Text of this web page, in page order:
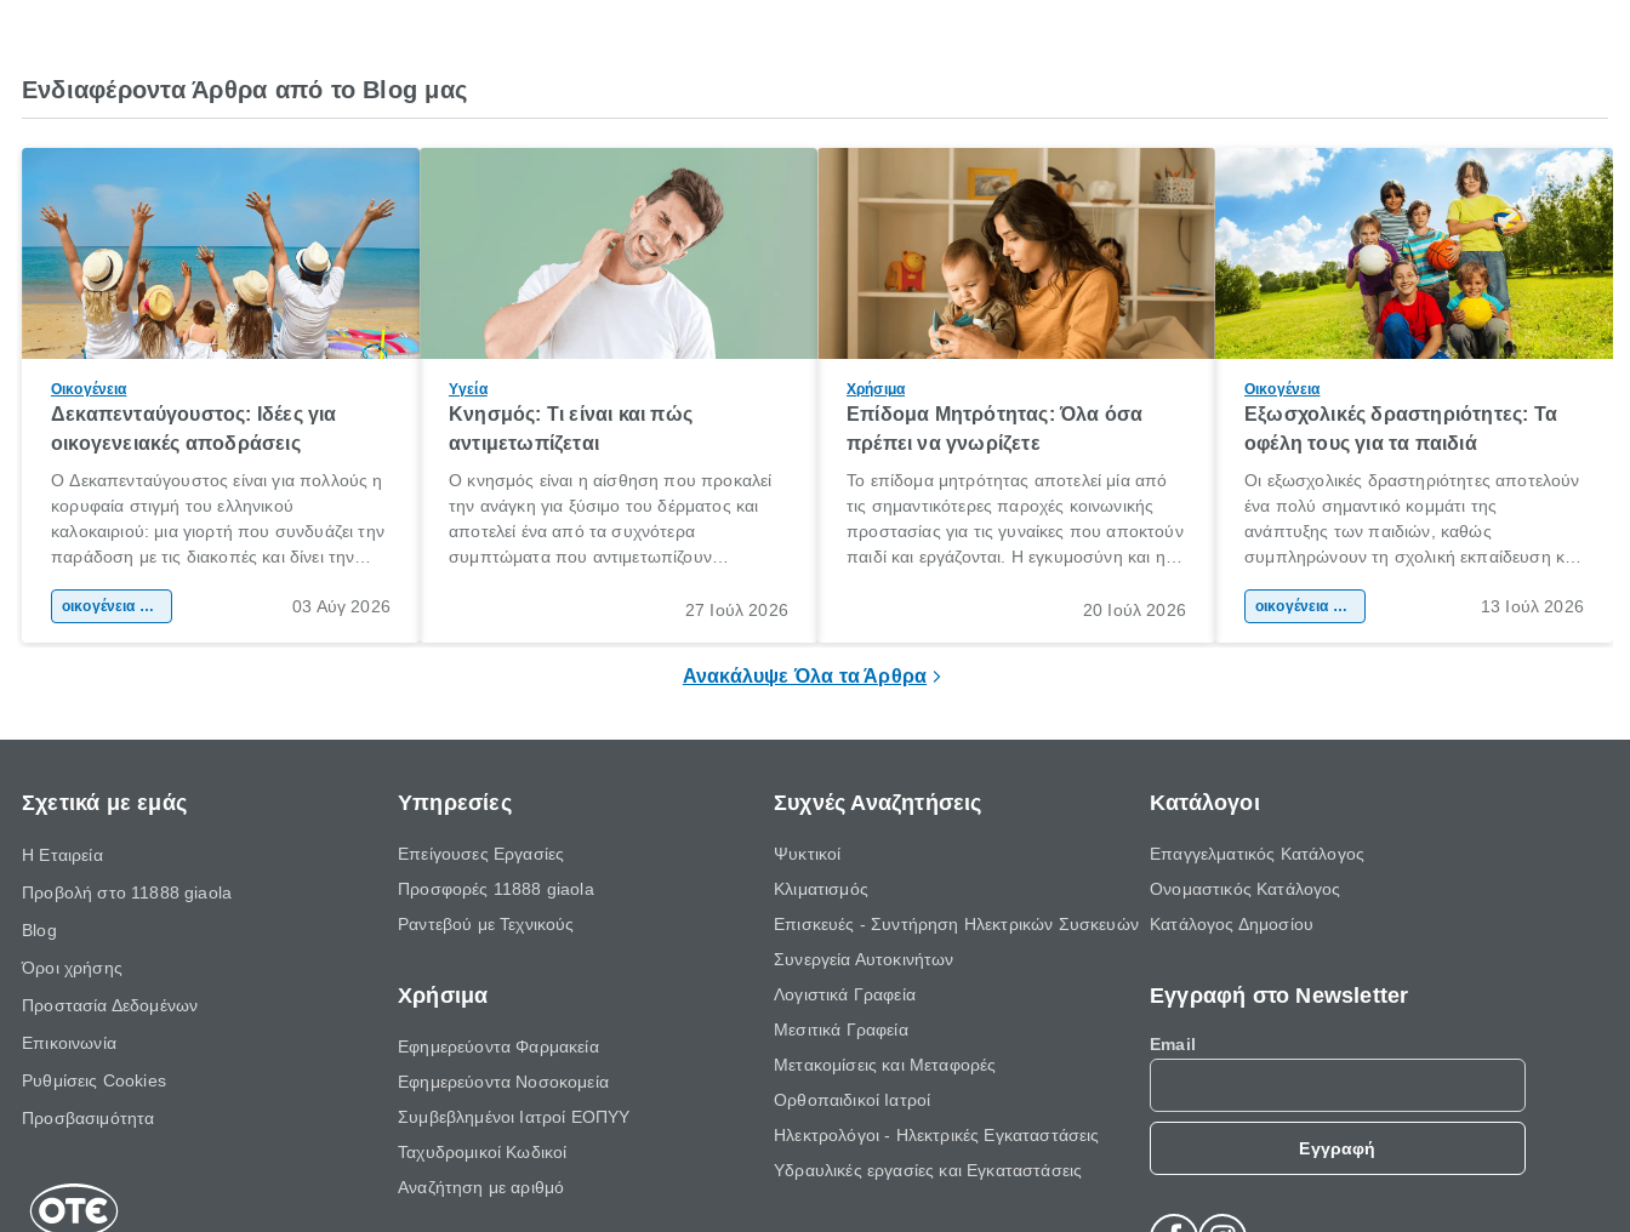
Ενδιαφέροντα Άρθρα από το Blog μας
Οικογένεια
Δεκαπενταύγουστος: Ιδέες για
οικογενειακές αποδράσεις
Ο Δεκαπενταύγουστος είναι για πολλούς η
κορυφαία στιγμή του ελληνικού
καλοκαιριού: μια γιορτή που συνδυάζει την
παράδοση με τις διακοπές και δίνει την
χώρας. Είτε πρόκειται για λίγες μέρες
οικογένεια & παιδί 03 Αύγ 2026
Υγεία
Κνησμός: Τι είναι και πώς
αντιμετωπίζεται
Ο κνησμός είναι η αίσθηση που προκαλεί
την ανάγκη για ξύσιμο του δέρματος και
αποτελεί ένα από τα συχνότερα
συμπτώματα που αντιμετωπίζουν
πληροφορίες για το «κνησμός τι είναι»,
27 Ιούλ 2026
Χρήσιμα
Επίδομα Μητρότητας: Όλα όσα
πρέπει να γνωρίζετε
Το επίδομα μητρότητας αποτελεί μία από
τις σημαντικότερες παροχές κοινωνικής
προστασίας για τις γυναίκες που αποκτούν
παιδί και εργάζονται. Η εγκυμοσύνη και η
σημαντική περίοδος στη ζωή κάθε20 Ιούλ 2026
Οικογένεια
Εξωσχολικές δραστηριότητες: Τα
οφέλη τους για τα παιδιά
Οι εξωσχολικές δραστηριότητες αποτελούν
ένα πολύ σημαντικό κομμάτι της
ανάπτυξης των παιδιών, καθώς
συμπληρώνουν τη σχολική εκπαίδευση και
της προσωπικότητας, της κοινωνικότητας
οικογένεια & παιδί 13 Ιούλ 2026
Ανακάλυψε Όλα τα Άρθρα
Σχετικά με εμάς
Η Εταιρεία
Προβολή στο 11888 giaola
Blog
Όροι χρήσης
Προστασία Δεδομένων
Επικοινωνία
Ρυθμίσεις Cookies
Προσβασιμότητα
Υπηρεσίες
Επείγουσες Εργασίες
Προσφορές 11888 giaola
Ραντεβού με Τεχνικούς
Χρήσιμα
Εφημερεύοντα Φαρμακεία
Εφημερεύοντα Νοσοκομεία
Συμβεβλημένοι Ιατροί ΕΟΠΥΥ
Ταχυδρομικοί Κωδικοί
Αναζήτηση με αριθμό
Συχνές Αναζητήσεις
Ψυκτικοί
Κλιματισμός
Επισκευές - Συντήρηση Ηλεκτρικών Συσκευών
Συνεργεία Αυτοκινήτων
Λογιστικά Γραφεία
Μεσιτικά Γραφεία
Μετακομίσεις και Μεταφορές
Ορθοπαιδικοί Ιατροί
Ηλεκτρολόγοι - Ηλεκτρικές Εγκαταστάσεις
Υδραυλικές εργασίες και Εγκαταστάσεις
Κατάλογοι
Επαγγελματικός Κατάλογος
Ονομαστικός Κατάλογος
Κατάλογος Δημοσίου
Εγγραφή στο Newsletter
Email
Εγγραφή